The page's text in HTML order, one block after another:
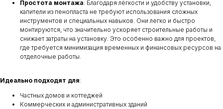
Простота монтажа: Благодаря лёгкости и удобству установки,
капители из пенопласта не требуют использования сложных
инструментов и специальных навыков. Они легко и быстро
монтируются, что значительно ускоряет строительные работы и
снижает затраты на установку. Это особенно важно для проектов,
где требуется минимизация временных и финансовых ресурсов на
отделочные работы.
Идеально подходят для:
Частных домов и коттеджей
Коммерческих и административных зданий